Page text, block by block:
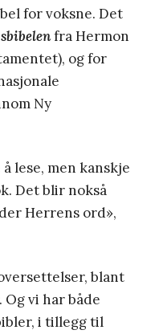
for voksne. Det
fra Hermon
og for
Ny
lese, men kanskje
Det blir nokså
Herrens ord»,
blant
vi har både
i tillegg til